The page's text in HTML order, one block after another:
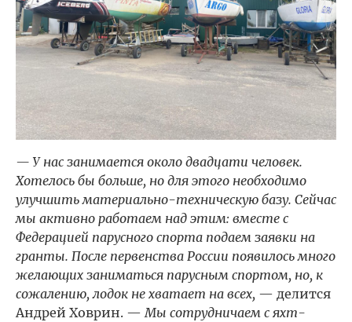
— У нас занимается около двадцати человек.
Хотелось бы больше, но для этого необходимо
улучшить материально-техническую базу. Сейчас
мы активно работаем над этим: вместе с
Федерацией парусного спорта подаем заявки на
гранты. После первенства России появилось много
желающих заниматься парусным спортом, но, к
сожалению, лодок не хватает на всех, — делится
Андрей Ховрин. — Мы сотрудничаем с яхт-